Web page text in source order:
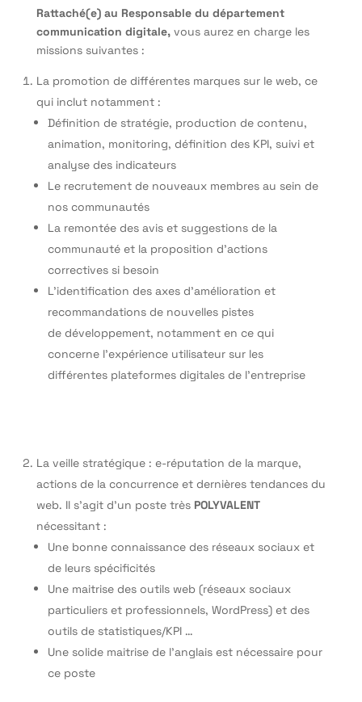
Rattaché(e) au Responsable du département
communication digitale,vous aurez en charge les
missions suivantes :
La promotion de différentes marques sur le web, ce
qui inclut notamment :
Définition de stratégie, production de contenu,
animation, monitoring, définition des KPI, suivi et
analyse des indicateurs
Le recrutement de nouveaux membres au sein de
nos communautés
La remontée des avis et suggestions de la
communauté et la proposition d’actions
correctives si besoin
L’identification des axes d’amélioration et
recommandations de nouvelles pistes
de développement, notamment en ce qui
concerne l’expérience utilisateur sur les
différentes plateformes digitales de l’entreprise
La veille stratégique : e-réputation de la marque,
actions de la concurrence et dernières tendances du
web. Il s’agit d’un poste très POLYVALENT
nécessitant :
Une bonne connaissance des réseaux sociaux et
de leurs spécificités
Une maitrise des outils web (réseaux sociaux
particuliers et professionnels, WordPress) et des
outils de statistiques/KPI …
Une solide maitrise de l’anglais est nécessaire pour
ce poste